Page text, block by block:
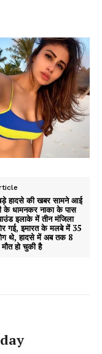
हादसे की खबर सामने आई
के धामनकर नाका के पास
इलाके में तीन मंजिला
गई, इमारत के मलबे में 35
थे, हादसे में अब तक 8
हो चुकी है